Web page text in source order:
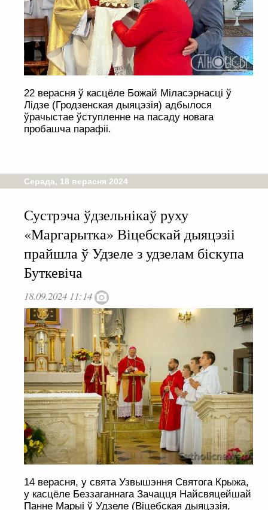
22 верасня ў касцёле Божай Міласэрнасці ў
Лідзе (Гродзенская дыяцэзія) адбылося
ўрачыстае ўступленне на пасаду новага
пробашча парафіі.
Серада, 18 верасня 2024
Сустрэча ўдзельнікаў руху
«Маргарытка» Віцебскай дыяцэзіі
прайшла ў Удзеле з удзелам біскупа
Буткевіча
18.09.2024 11:14
14 верасня, у свята Узвышэння Святога Крыжа,
у касцёле Беззаганнага Зачацця Найсвяцейшай
Панне Марыі ў Удзеле (Віцебская дыяцэзія,